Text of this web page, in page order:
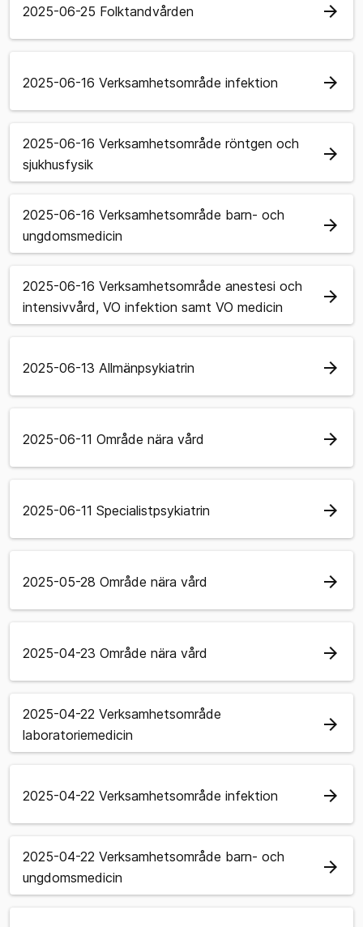
2025-06-25 Folktandvården arrow_forward
2025-06-16 Verksamhetsområde infektion arrow_forward
2025-06-16 Verksamhetsområde röntgen och
sjukhusfysik
arrow_forward
2025-06-16 Verksamhetsområde barn- och
ungdomsmedicin
arrow_forward
2025-06-16 Verksamhetsområde anestesi och
intensivvård, VO infektion samt VO medicin
arrow_forward
2025-06-13 Allmänpsykiatrin arrow_forward
2025-06-11 Område nära vård arrow_forward
2025-06-11 Specialistpsykiatrin arrow_forward
2025-05-28 Område nära vård arrow_forward
2025-04-23 Område nära vård arrow_forward
2025-04-22 Verksamhetsområde
laboratoriemedicin
arrow_forward
2025-04-22 Verksamhetsområde infektion arrow_forward
2025-04-22 Verksamhetsområde barn- och
ungdomsmedicin
arrow_forward